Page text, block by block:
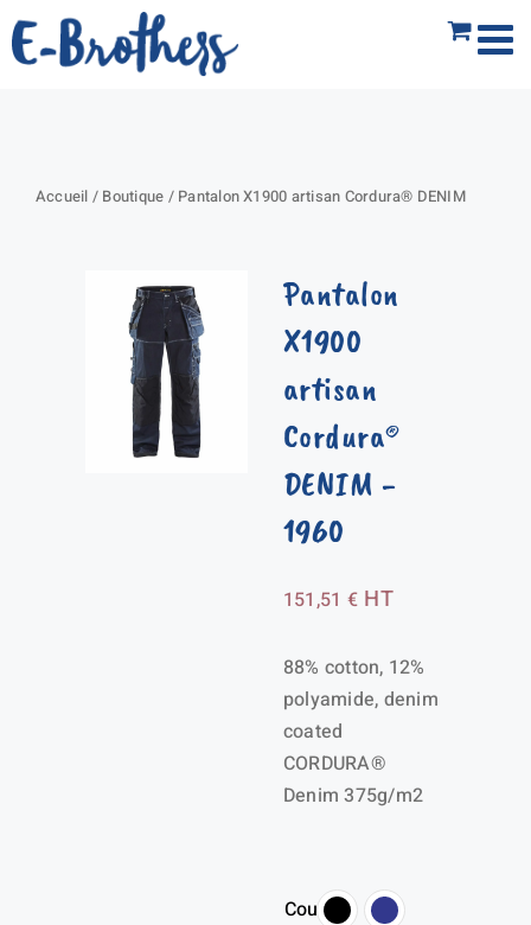
Passer
au
Accueil / Boutique / Pantalon X1900 artisan Cordura® DENIM
Pantalon
X1900
artisan
Cordura®
DENIM -
1960
151,51 € HT
88% cotton, 12%
polyamide, denim
coated
CORDURA®
Denim 375g/m2
Couleur